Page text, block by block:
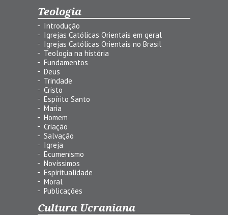
Teologia
Introdução
Igrejas Católicas Orientais em geral
Igrejas Católicas Orientais no Brasil
Teologia na história
Fundamentos
Deus
Trindade
Cristo
Espírito Santo
Maria
Homem
Criação
Salvação
Igreja
Ecumenismo
Novíssimos
Espiritualidade
Moral
Publicações
Cultura Ucraniana